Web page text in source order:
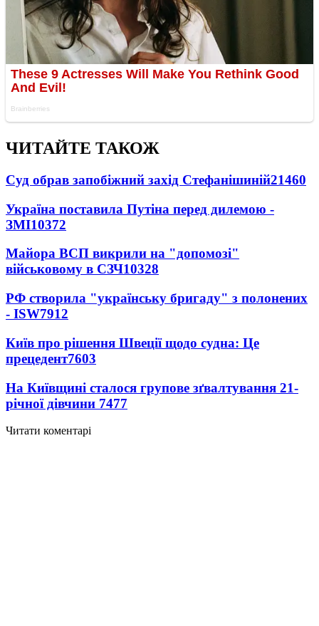
ЧИТАЙТЕ ТАКОЖ
Суд обрав запобіжний захід Стефанішиній21460
Україна поставила Путіна перед дилемою -
ЗМІ10372
Майора ВСП викрили на "допомозі"
військовому в СЗЧ10328
РФ створила "українську бригаду" з полонених
- ISW7912
Київ про рішення Швеції щодо судна: Це
прецедент7603
На Київщині сталося групове зґвалтування 21-
річної дівчини 7477
Читати коментарі